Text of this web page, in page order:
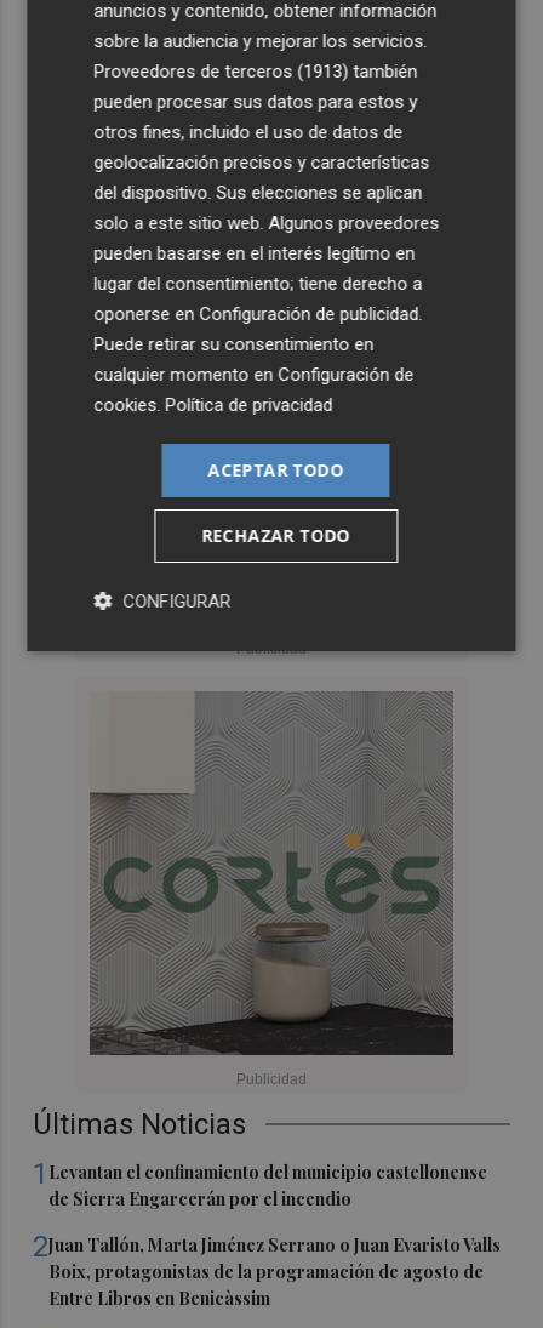
Últimas Noticias
1 Levantan el confinamiento del municipio castellonense
de Sierra Engarcerán por el incendio
2Juan Tallón, Marta Jiménez Serrano o Juan Evaristo Valls
Boix, protagonistas de la programación de agosto de
Entre Libros en Benicàssim
anuncios y contenido, obtener información
sobre la audiencia y mejorar los servicios.
Proveedores de terceros (1913) también
pueden procesar sus datos para estos y
otros fines, incluido el uso de datos de
geolocalización precisos y características
del dispositivo. Sus elecciones se aplican
solo a este sitio web. Algunos proveedores
pueden basarse en el interés legítimo en
lugar del consentimiento; tiene derecho a
oponerse enConfiguración de publicidad
Puede retirar su consentimiento en
cualquier momento enConfiguración de
cookies .Política de privacidad
ACEPTAR TODO
RECHAZAR TODO
CONFIGURAR